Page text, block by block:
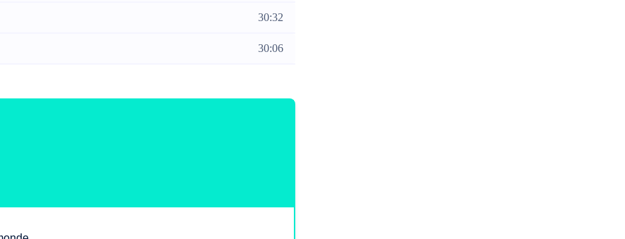
30:32
30:06